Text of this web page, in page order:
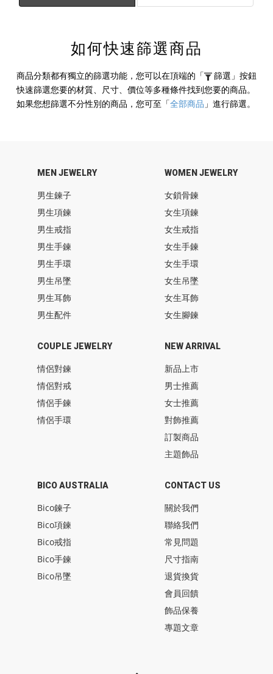
如何快速篩選商品
商品分類都有獨立的篩選功能，您可以在頂端的 「 篩選」 按鈕
快速篩選您要的材質、尺寸、價位等多種條件找到您要的商品。
如果您想篩選不分性別的商品，您可至 「全部商品 」 進行篩選。
MEN JEWELRY
男生鍊子
男生項鍊
男生戒指
男生手鍊
男生手環
男生吊墜
男生耳飾
男生配件
WOMEN JEWELRY
女鎖骨鍊
女生項鍊
女生戒指
女生手鍊
女生手環
女生吊墜
女生耳飾
女生腳鍊
COUPLE JEWELRY
情侶對鍊
情侶對戒
情侶手鍊
情侶手環
BICO AUSTRALIA
Bico鍊子
Bico項鍊
Bico戒指
Bico手鍊
Bico吊墜
NEW ARRIVAL
新品上市
男士推薦
女士推薦
對飾推薦
訂製商品
主題飾品
CONTACT US
關於我們
聯絡我們
常見問題
尺寸指南
退貨換貨
會員回饋
飾品保養
專題文章